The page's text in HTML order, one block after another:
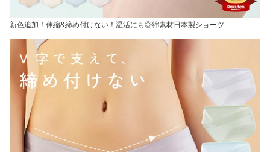
新色追加！伸縮&締め付けない！温活にも◎綿素材日本製ショーツ